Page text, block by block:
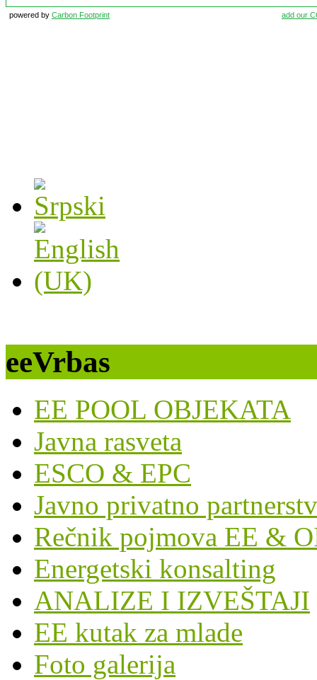
eeVrbas
EE POOL OBJEKATA
Javna rasveta
ESCO & EPC
Javno privatno
Rečnik pojmova EE &
Energetski konsalting
ANALIZE I IZVEŠTAJI
EE kutak za mlade
Foto galerija